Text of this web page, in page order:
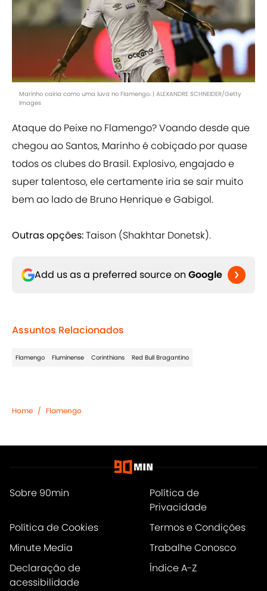
Marinho cairia como uma luva no Flamengo. | ALEXANDRE SCHNEIDER/Getty
Images
Ataque do Peixe no Flamengo? Voando desde que
chegou ao Santos, Marinho é cobiçado por quase
todos os clubes do Brasil. Explosivo, engajado e
super talentoso, ele certamente iria se sair muito
bem ao lado de Bruno Henrique e Gabigol.
Outras opções:Taison (Shakhtar Donetsk).
Add us as a preferred source on Google
Assuntos Relacionados
Flamengo Fluminense Corinthians Red Bull Bragantino
Home / Flamengo
Sobre 90min
Política de
Privacidade
Política de Cookies
Termos e Condições
Minute Media
Trabalhe Conosco
Declaração de
acessibilidade
Índice A-Z